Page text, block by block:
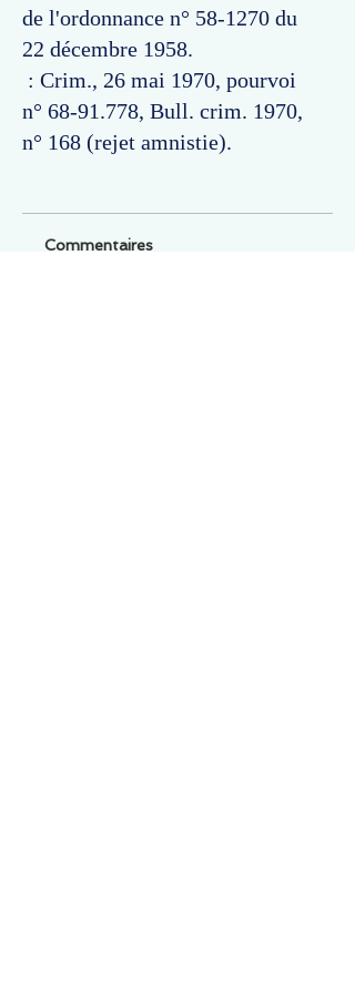
de l'ordonnance n° 58-1270 du
22 décembre 1958.
: Crim., 26 mai 1970, pourvoi
n° 68-91.778, Bull. crim. 1970,
n° 168 (rejet amnistie).
Commentaires